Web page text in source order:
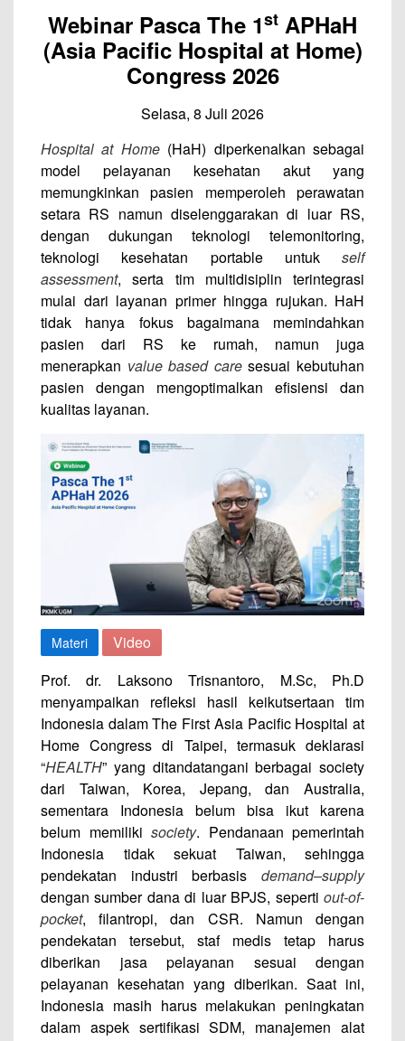
Webinar Pasca The 1st APHaH
(Asia Pacific Hospital at Home)
Congress 2026
Selasa, 8 Juli 2026
Hospital at Home (HaH) diperkenalkan sebagai
model pelayanan kesehatan akut yang
memungkinkan pasien memperoleh perawatan
setara RS namun diselenggarakan di luar RS,
dengan dukungan teknologi telemonitoring,
teknologi kesehatan portable untuk self
assessment, serta tim multidisiplin terintegrasi
mulai dari layanan primer hingga rujukan. HaH
tidak hanya fokus bagaimana memindahkan
pasien dari RS ke rumah, namun juga
menerapkan value based caresesuai kebutuhan
pasien dengan mengoptimalkan efisiensi dan
kualitas layanan.
Materi
Video
Prof. dr. Laksono Trisnantoro, M.Sc, Ph.D
menyampaikan refleksi hasil keikutsertaan tim
Indonesia dalam The First Asia Pacific Hospital at
Home Congress di Taipei, termasuk deklarasi
“HEALTH” yang ditandatangani berbagai society
dari Taiwan, Korea, Jepang, dan Australia,
sementara Indonesia belum bisa ikut karena
belum memiliki society. Pendanaan pemerintah
Indonesia tidak sekuat Taiwan, sehingga
pendekatan industri berbasis demand–supply
dengan sumber dana di luar BPJS, seperti out-of-
pocket, filantropi, dan CSR. Namun dengan
pendekatan tersebut, staf medis tetap harus
diberikan jasa pelayanan sesuai dengan
pelayanan kesehatan yang diberikan. Saat ini,
Indonesia masih harus melakukan peningkatan
dalam aspek sertifikasi SDM, manajemen alat